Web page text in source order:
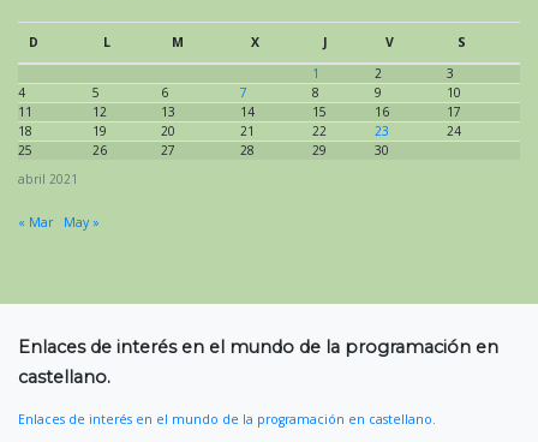
abril 2021
D L M X J V
S
1
2
3
4
5 6 7 8 9
10
11
12 13 14 15 16
17
18
19 20 21 22 23
24
25
26 27 28 29 30
« Mar May »
Enlaces de interés en el mundo de la programación en
castellano.
Enlaces de interés en el mundo de la programación en castellano.